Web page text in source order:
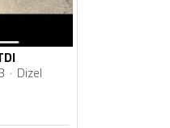
Dizel